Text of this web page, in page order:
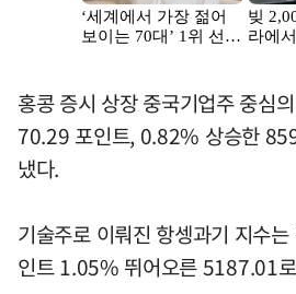
홍콩 증시 상장 중국기업주 중심
70.29 포인트, 0.82% 상승한
냈다.
기술주로 이뤄진 항셍과기 지수
인트 1.05% 뛰어오른 5187.01